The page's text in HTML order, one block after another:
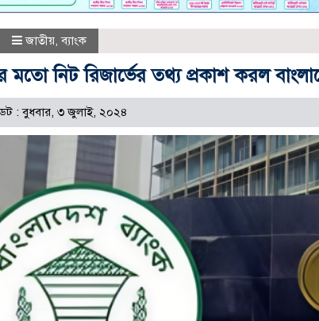
জাতীয়,ব্যাংক
মতো নিট রিজার্ভের তথ্য প্রকাশ করল
: বুধবার, ৩ জুলাই, ২০২৪